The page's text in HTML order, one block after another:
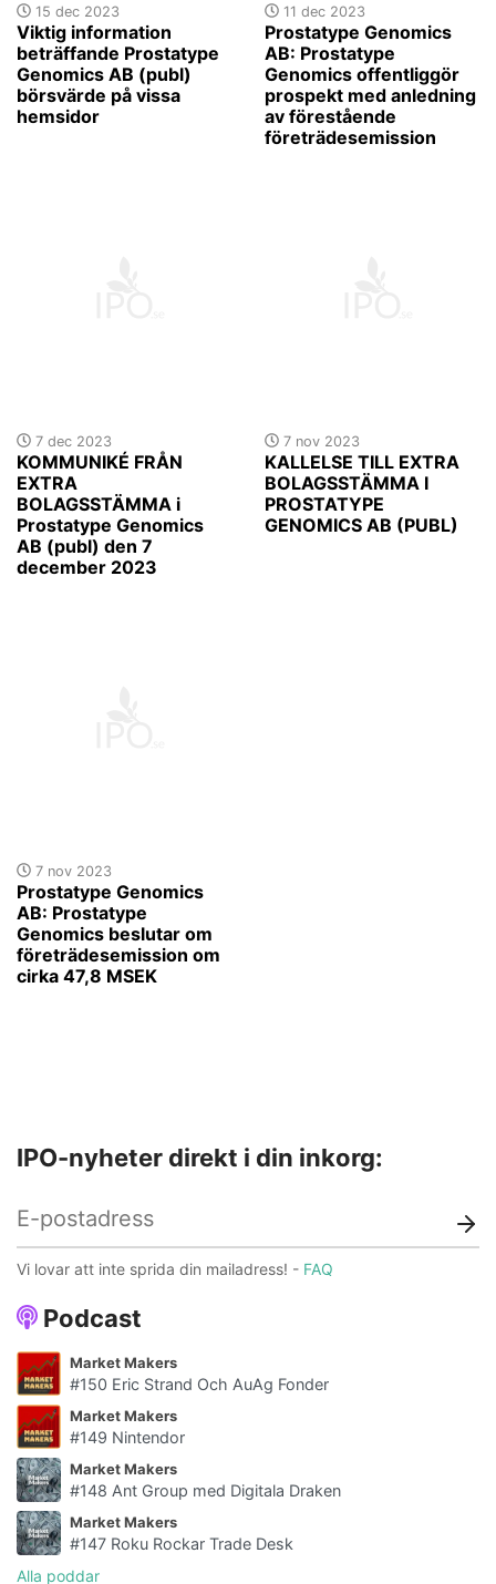
15 dec 2023
Viktig information
beträffande Prostatype
Genomics AB (publ)
börsvärde på vissa
hemsidor
11 dec 2023
Prostatype Genomics
AB: Prostatype
Genomics offentliggör
prospekt med anledning
av förestående
företrädesemission
7 dec 2023
KOMMUNIKÉ FRÅN
EXTRA
BOLAGSSTÄMMA i
Prostatype Genomics
AB (publ) den 7
december 2023
7 nov 2023
KALLELSE TILL EXTRA
BOLAGSSTÄMMA I
PROSTATYPE
GENOMICS AB (PUBL)
7 nov 2023
Prostatype Genomics
AB: Prostatype
Genomics beslutar om
företrädesemission om
cirka 47,8 MSEK
Podcast
Market Makers
#150 Eric Strand Och AuAg Fonder
Market Makers
#149 Nintendor
Market Makers
#148 Ant Group med Digitala Draken
Market Makers
#147 Roku Rockar Trade Desk
Alla poddar
IPO-nyheter direkt i din inkorg:
Vi lovar att inte sprida din mailadress! - FAQ